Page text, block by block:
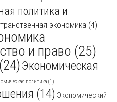
политика и
экономика (4)
и право (25)
(24)Экономическая
политика (1)
(14) Экономический